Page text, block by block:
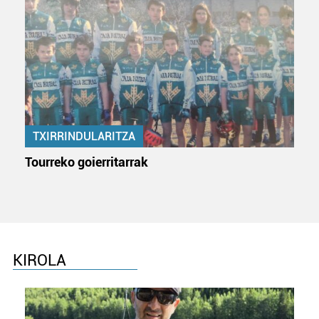
TXIRRINDULARITZA
Tourreko goierritarrak
KIROLA